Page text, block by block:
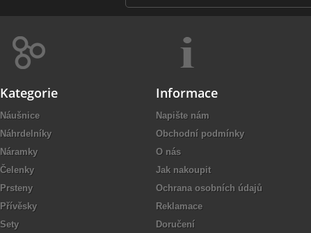
Kategorie
Náušnice
Náhrdelníky
Náramky
Čelenky
Prsteny
Přívěsky
Sety
Informace
Napište nám
Obchodní podmínky
O nás
Jak nakoupit
Ochrana osobních údajů
Reklamace
Doručení